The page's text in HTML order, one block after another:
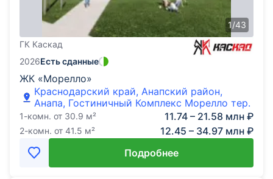
1/43
ГК Каскад
ЖК «Морелло»
2026Есть сданные
Краснодарский край, Анапский район,
Анапа, Гостиничный Комплекс Морелло тер.
1-комн. от 30.9 м² 11.74 – 21.58 млн ₽
2-комн. от 41.5 м²
12.45 – 34.97 млн ₽
Подробнее